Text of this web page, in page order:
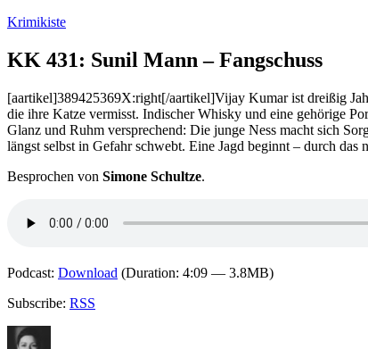
Zum
springen
Krimikiste
KK 431: Sunil Mann – Fangschuss
[aartikel]389425369X:right[/aartikel]Vijay Kumar ist dreißig
die ihre Katze vermisst. Indischer Whisky und eine gehörige
Glanz und Ruhm versprechend: Die junge Ness macht sich
längst selbst in Gefahr schwebt. Eine Jagd beginnt – durch
Besprochen von Simone Schultze.
Podcast: Download (Duration: 4:09 — 3.8MB)
Subscribe: RSS